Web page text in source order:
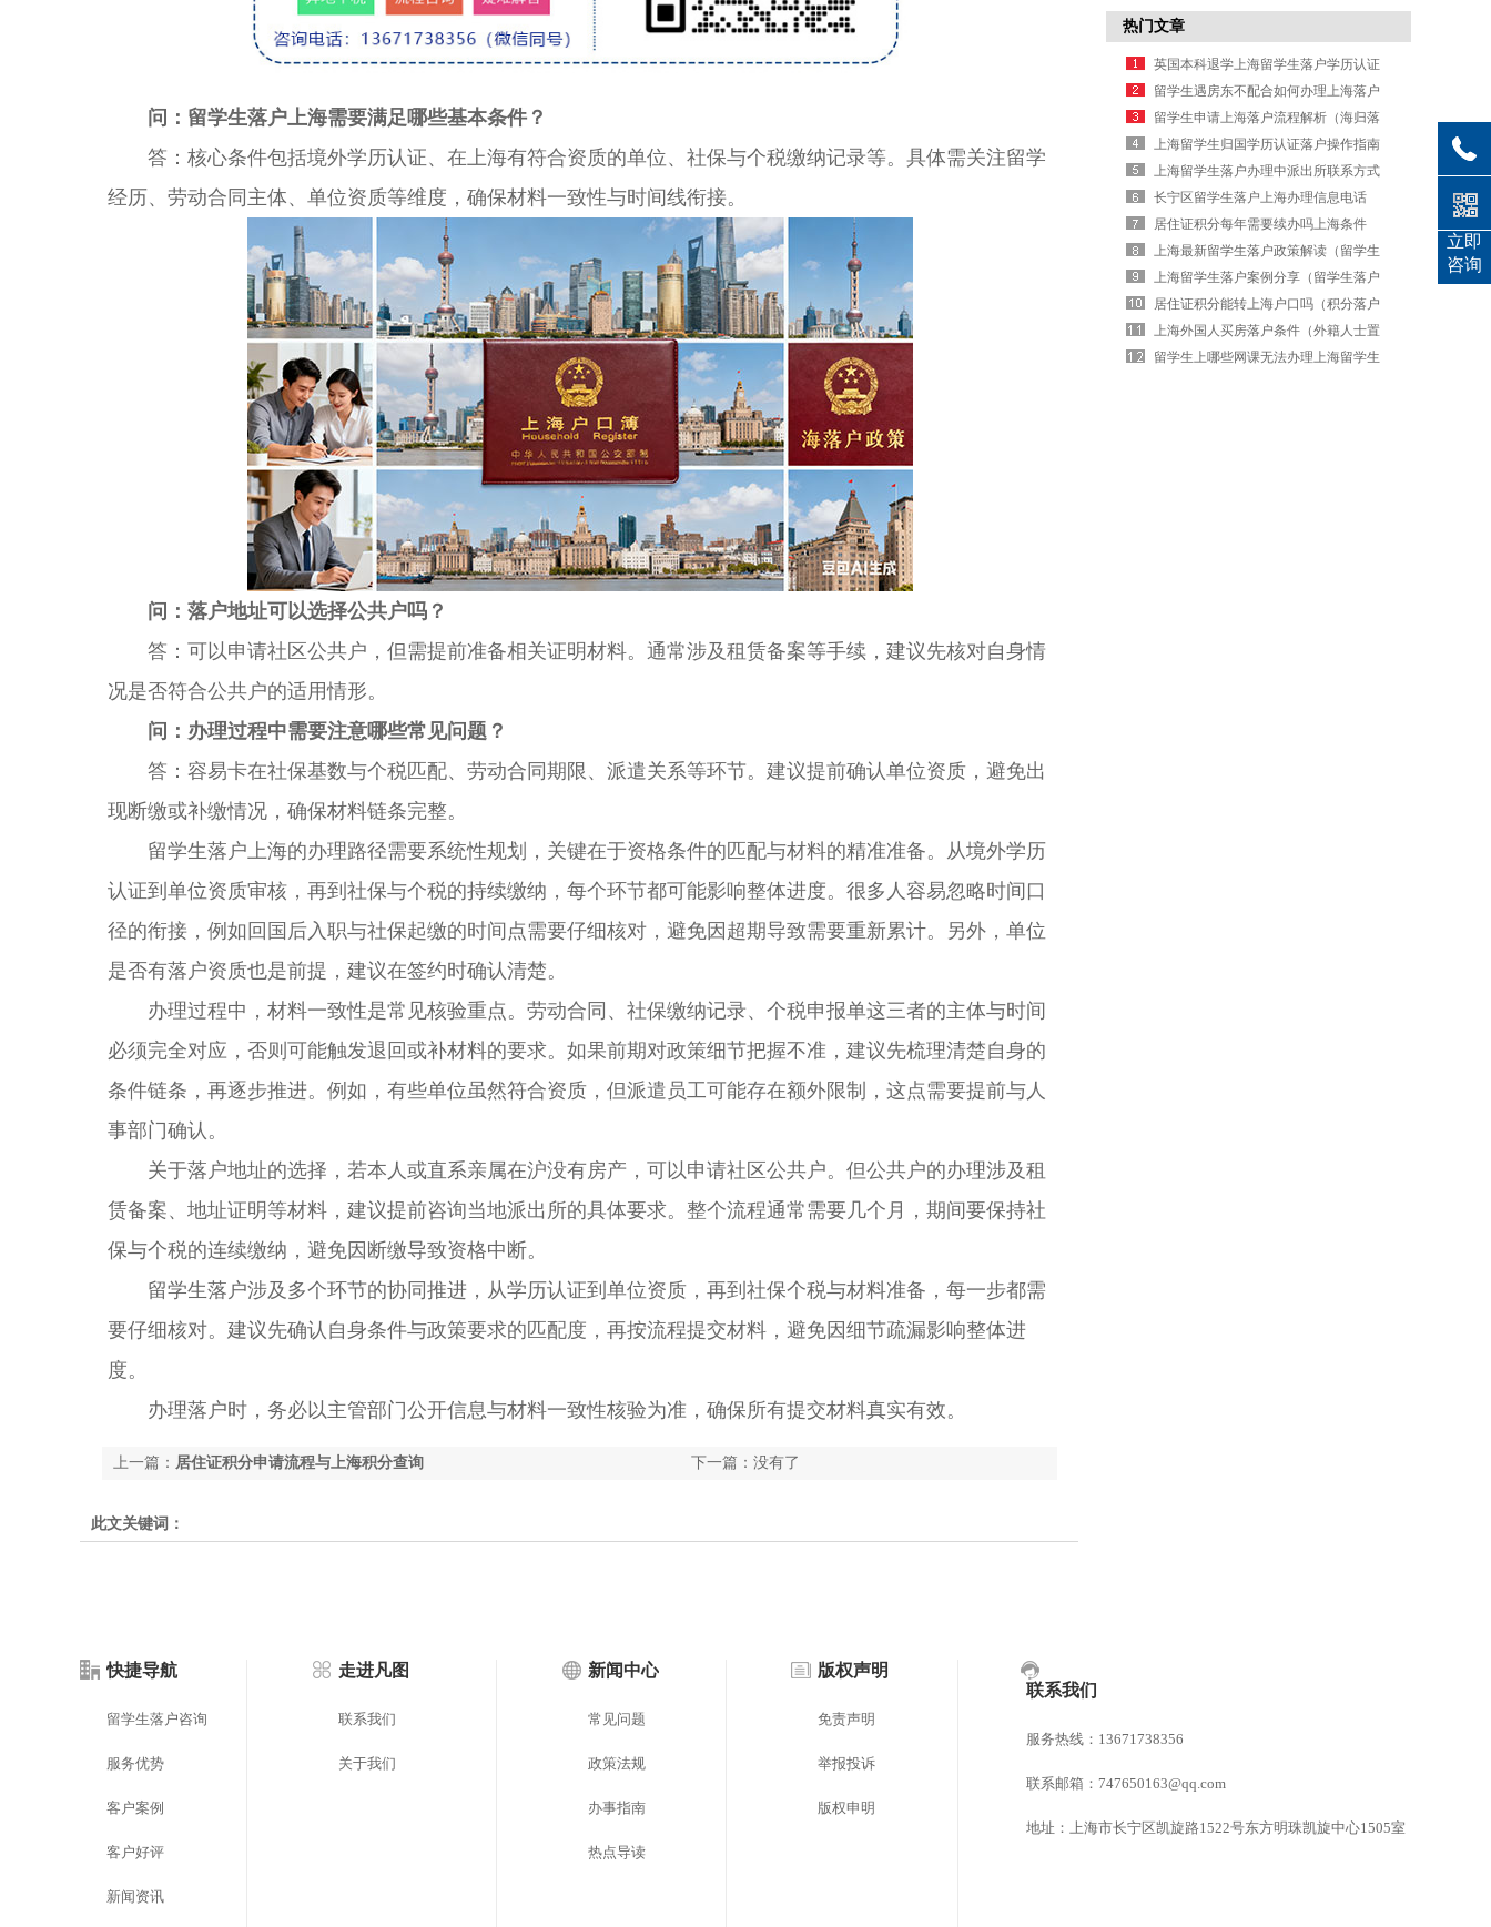
问：留学生落户上海需要满足哪些基本条件？
答：核心条件包括境外学历认证、在上海有符合资质的单位、社保与个税缴纳记录等。具体需关注留学
经历、劳动合同主体、单位资质等维度，确保材料一致性与时间线衔接。
问：落户地址可以选择公共户吗？
答：可以申请社区公共户，但需提前准备相关证明材料。通常涉及租赁备案等手续，建议先核对自身情
况是否符合公共户的适用情形。
问：办理过程中需要注意哪些常见问题？
答：容易卡在社保基数与个税匹配、劳动合同期限、派遣关系等环节。建议提前确认单位资质，避免出
现断缴或补缴情况，确保材料链条完整。
留学生落户上海的办理路径需要系统性规划，关键在于资格条件的匹配与材料的精准准备。从境外学历
认证到单位资质审核，再到社保与个税的持续缴纳，每个环节都可能影响整体进度。很多人容易忽略时间口
径的衔接，例如回国后入职与社保起缴的时间点需要仔细核对，避免因超期导致需要重新累计。另外，单位
是否有落户资质也是前提，建议在签约时确认清楚。
办理过程中，材料一致性是常见核验重点。劳动合同、社保缴纳记录、个税申报单这三者的主体与时间
必须完全对应，否则可能触发退回或补材料的要求。如果前期对政策细节把握不准，建议先梳理清楚自身的
条件链条，再逐步推进。例如，有些单位虽然符合资质，但派遣员工可能存在额外限制，这点需要提前与人
事部门确认。
关于落户地址的选择，若本人或直系亲属在沪没有房产，可以申请社区公共户。但公共户的办理涉及租
赁备案、地址证明等材料，建议提前咨询当地派出所的具体要求。整个流程通常需要几个月，期间要保持社
保与个税的连续缴纳，避免因断缴导致资格中断。
留学生落户涉及多个环节的协同推进，从学历认证到单位资质，再到社保个税与材料准备，每一步都需
要仔细核对。建议先确认自身条件与政策要求的匹配度，再按流程提交材料，避免因细节疏漏影响整体进
度。
办理落户时，务必以主管部门公开信息与材料一致性核验为准，确保所有提交材料真实有效。
下一篇：没有了
上一篇： 居住证积分申请流程与上海积分查询
此文关键词：
（上海居住证积分落户需要多少分）
热门文章
英国本科退学上海留学生落户学历认证
办理信息
留学生遇房东不配合如何办理上海落户
留学生申请上海落户流程解析（海归落
户流程全攻略）
上海留学生归国学历认证落户操作指南
上海留学生落户办理中派出所联系方式
长宁区留学生落户上海办理信息电话
居住证积分每年需要续办吗上海条件
上海最新留学生落户政策解读（留学生
落户新政详解）
上海留学生落户案例分享（留学生落户
成功案例解析）
居住证积分能转上海户口吗（积分落户
政策详解）
上海外国人买房落户条件（外籍人士置
产落户要求）
留学生上哪些网课无法办理上海留学生
快捷导航
留学生落户咨询
服务优势
客户案例
客户好评
新闻资讯
走进凡图
联系我们
关于我们
新闻中心
常见问题
政策法规
办事指南
热点导读
版权声明
免责声明
举报投诉
版权申明
联系我们
服务热线：13671738356
联系邮箱：747650163@qq.com
地址：上海市长宁区凯旋路1522号东方明珠凯旋中心1505室
立即
咨询